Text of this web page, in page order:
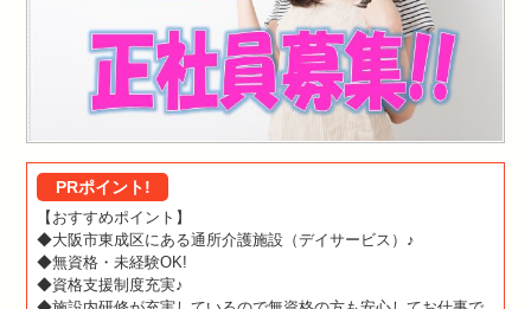
PRポイント!
【おすすめポイント】
◆大阪市東成区にある通所介護施設（デイサービス）♪
◆無資格・未経験OK!
◆資格支援制度充実♪